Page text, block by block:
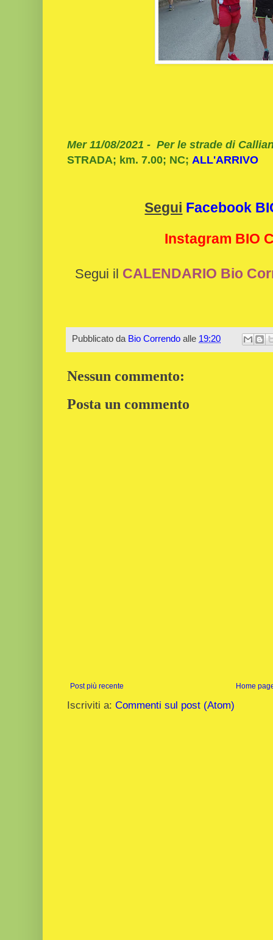
Mer 11/08/2021 - Per le strade di
STRADA; km. 7.00; NC; ALL'ARRIVO
Segui Facebook
Instagram BIO
Segui il CALENDARIO Bio
Pubblicato da Bio Correndo alle 19:20
Nessun commento:
Posta un commento
Post più recente Home
Iscriviti a: Commenti sul post (Atom)